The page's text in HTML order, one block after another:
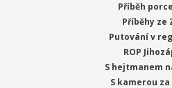
Příběh
Příběhy ze
Putování v
ROP
S hejtmanem
S kamerou